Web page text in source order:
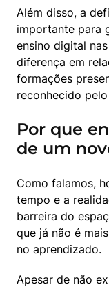
Além disso, a
importante para
ensino digital
diferença em
formações
reconhecido pelo
Por que
de um
Como falamos,
tempo e a
barreira do
que já não é
no aprendizado.
Apesar de não